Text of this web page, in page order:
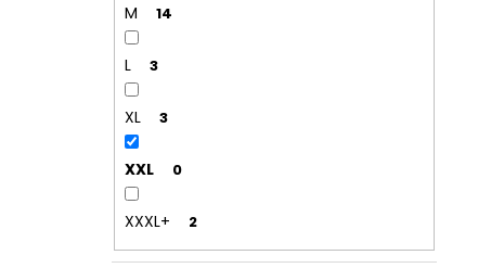
M 14
L 3
XL 3
XXL 0
XXXL+ 2